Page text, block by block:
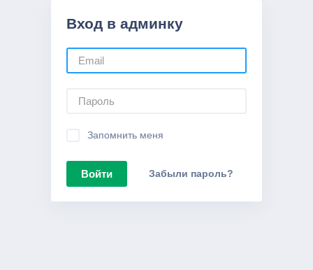
Вход в админку
Запомнить меня
Войти Забыли пароль?